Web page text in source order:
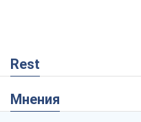
Rest
Мнения